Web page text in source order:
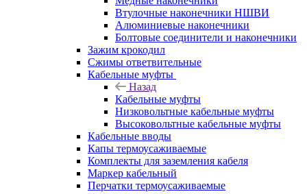
Втулочные наконечники НШВИ
Алюминиевые наконечники
Болтовые соединители и наконечники
Зажим крокодил
Сжимы ответвительные
Кабельные муфты
Назад
Кабельные муфты
Низковольтные кабельные муфты
Высоковольтные кабельные муфты
Кабельные вводы
Капы термоусаживаемые
Комплекты для заземления кабеля
Маркер кабельный
Перчатки термоусаживаемые